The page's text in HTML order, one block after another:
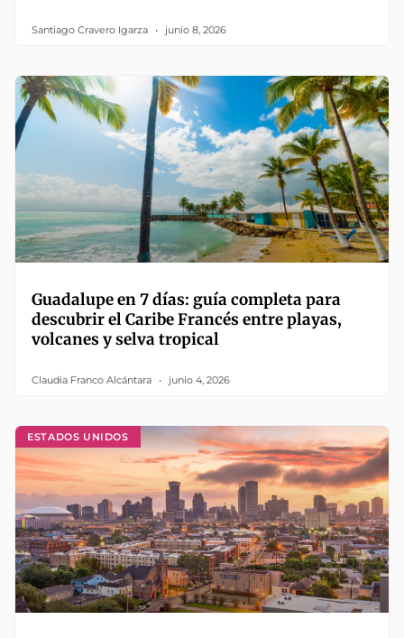
Santiago Cravero Igarza junio 8, 2026
Guadalupe en 7 días: guía completa para
descubrir el Caribe Francés entre playas,
volcanes y selva tropical
Claudia Franco Alcántara junio 4, 2026
ESTADOS UNIDOS